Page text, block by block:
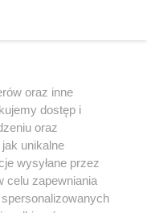
oraz inne
dostęp i
oraz
unikalne
wysyłane przez
celu zapewniania